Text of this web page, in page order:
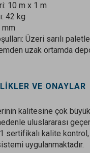
10 m x 1 m
42 kg
mm
Üzeri sarılı
uzak ortamda
VE ONAYLAR
kalitesine çok
uluslararası
sertifikalı kalite
uygulanmaktadır.